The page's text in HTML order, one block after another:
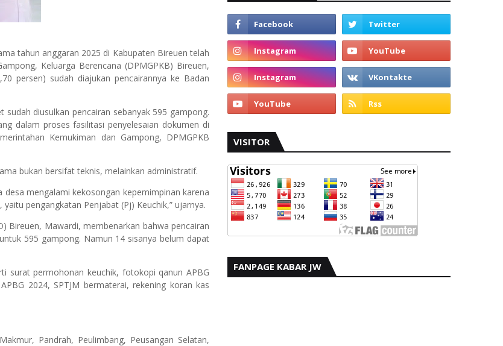
tahun anggaran 2025 di Kabupaten Bireuen telah
Keluarga Berencana (DPMGPKB) Bireuen,
persen) sudah diajukan pencairannya ke Badan
sudah diusulkan pencairan sebanyak 595 gampong.
dalam proses fasilitasi penyelesaian dokumen di
Kemukiman dan Gampong, DPMGPKB
bukan bersifat teknis, melainkan administratif.
mengalami kekosongan kepemimpinan karena
pengangkatan Penjabat (Pj) Keuchik,” ujarnya.
Bireuen, Mawardi, membenarkan bahwa pencairan
595 gampong. Namun 14 sisanya belum dapat
surat permohonan keuchik, fotokopi qanun APBG
2024, SPTJM bermaterai, rekening koran kas
Pandrah, Peulimbang, Peusangan Selatan,
VISITOR
FANPAGE KABAR JW